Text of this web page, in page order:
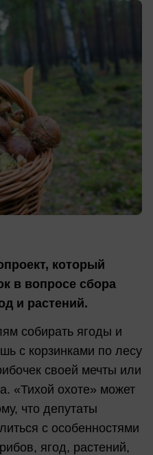
который
в вопросе сбора
и растений.
собирать ягоды и
с корзинками по лесу
своей мечты или
«Тихой охоте» может
что депутаты
с особенностями
ягод, растений,